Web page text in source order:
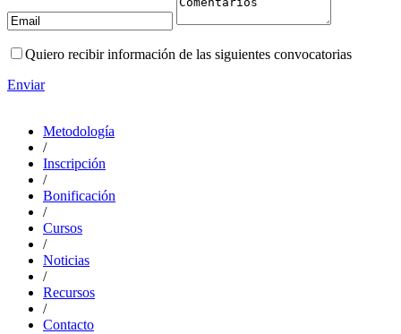
Quiero recibir información de las siguientes convocatorias
Enviar
Metodología
/
Inscripción
/
Bonificación
/
Cursos
/
Noticias
/
Recursos
/
Contacto